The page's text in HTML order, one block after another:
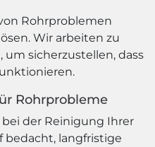
Rohrproblemen
Wir arbeiten zu
um sicherzustellen, dass
Rohrprobleme
der Reinigung Ihrer
bedacht, langfristige